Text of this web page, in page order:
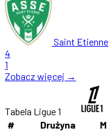
Saint Etienne
4
1
Zobacz więcej →
Tabela Ligue 1
#
Drużyna M